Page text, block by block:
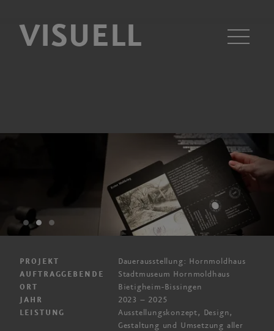
VISUELL
PROJEKT Dauerausstellung: Hornmoldhaus
AUFTRAGGEBENDE Stadtmuseum Hornmoldhaus
ORT Bietigheim-Bissingen
JAHR 2023 – 2025
LEISTUNG
Ausstellungs­konzept, Design,
Gestaltung und Umsetzung aller